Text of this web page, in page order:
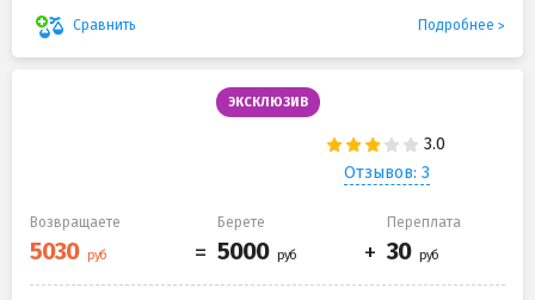
Сравнить Подробнее
ЭКСКЛЮЗИВ
Отзывов: 3
Возвращаете Берете Переплата